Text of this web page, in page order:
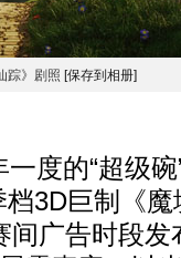
踪》剧照 [保存到相册]
的“超级碗
3D巨制《
间广告时段